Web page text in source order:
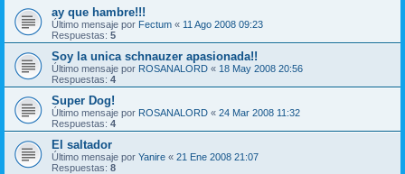
ay que hambre!!!
Último mensaje por Fectum « 11 Ago 2008 09:23
Respuestas: 5
Soy la unica schnauzer apasionada!!
Último mensaje por ROSANALORD « 18 May 2008 20:56
Respuestas: 4
Super Dog!
Último mensaje por ROSANALORD « 24 Mar 2008 11:32
Respuestas: 4
El saltador
Último mensaje por Yanire « 21 Ene 2008 21:07
Respuestas: 8